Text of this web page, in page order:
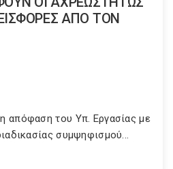
ΑΠΟ ΤΟΝ
απόφαση του Υπ. Εργασίας με
συμψηφισμού...